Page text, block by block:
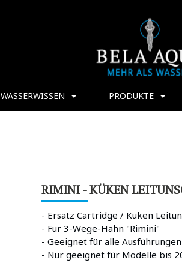
WASSERWISSEN PRODUKTE
RIMINI - KÜKEN
- Ersatz Cartridge / Küken
- Für 3-Wege-Hahn "Rimini"
- Geeignet für alle
- Nur geeignet für Modelle bis